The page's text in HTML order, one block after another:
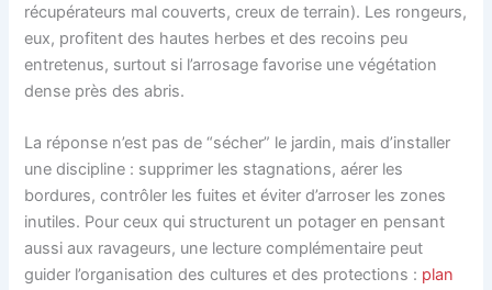
récupérateurs mal couverts, creux de terrain). Les rongeurs,
eux, profitent des hautes herbes et des recoins peu
entretenus, surtout si l’arrosage favorise une végétation
dense près des abris.
La réponse n’est pas de “sécher” le jardin, mais d’installer
une discipline : supprimer les stagnations, aérer les
bordures, contrôler les fuites et éviter d’arroser les zones
inutiles. Pour ceux qui structurent un potager en pensant
aussi aux ravageurs, une lecture complémentaire peut
guider l’organisation des cultures et des protections : plan